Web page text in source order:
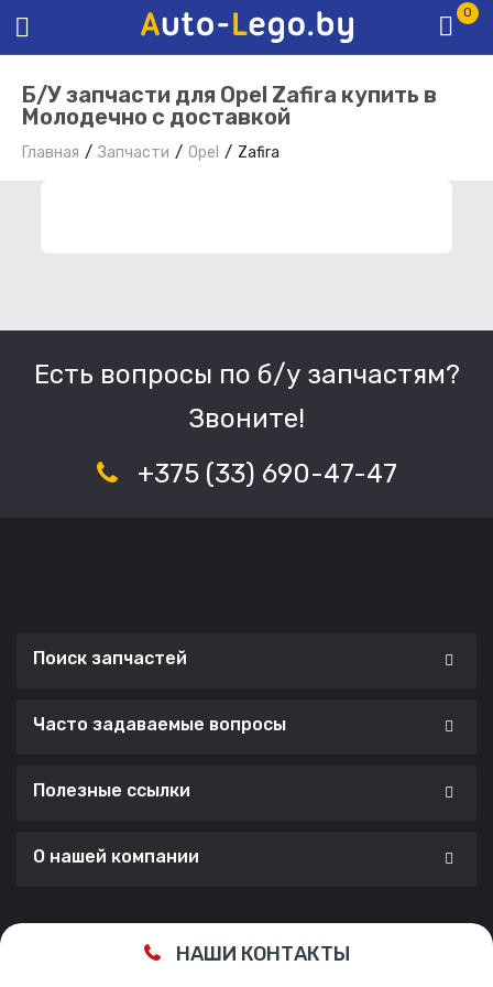
0
Б/У запчасти для Opel Zafira купить в
Молодечно с доставкой
Главная Запчасти Opel Zafira
Есть вопросы по б/у запчастям?
Звоните!
+375 (33) 690-47-47
Поиск запчастей
Часто задаваемые вопросы
Полезные ссылки
О нашей компании
Сделано с ❤️ вCherry Lab Agency
НАШИ КОНТАКТЫ